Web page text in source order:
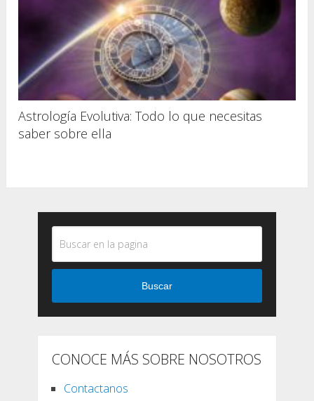
Astrología Evolutiva: Todo lo que necesitas
saber sobre ella
Buscar
CONOCE MÁS SOBRE NOSOTROS
Contactanos